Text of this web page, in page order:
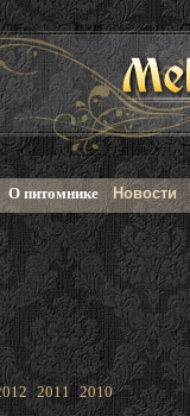
О питомнике Новости
2011 2010